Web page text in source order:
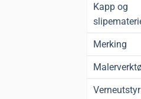
Kapp og
Merking
Verneutstyr